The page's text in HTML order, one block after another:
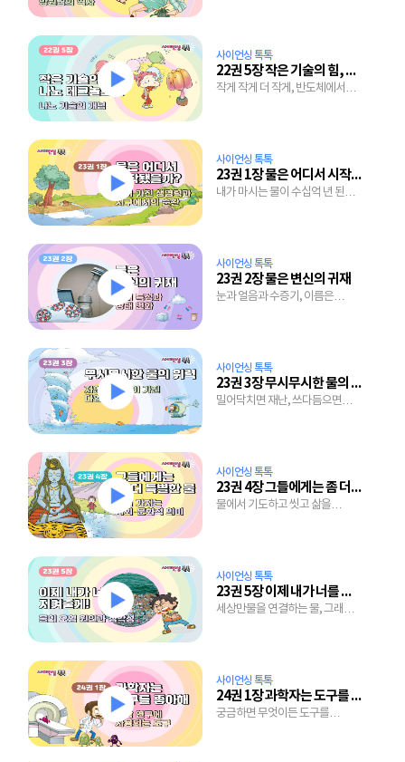
사이언싱 톡톡
22권 5장 작은 기술의 힘, 나노 테크놀로지
작게 작게 더 작게, 반도체에서
사이언싱 톡톡
23권 1장 물은 어디서 시작됐을까?
내가 마시는 물이 수십억 년 된
사이언싱 톡톡
23권 2장 물은 변신의 귀재
눈과 얼음과 수증기, 이름은
사이언싱 톡톡
23권 3장 무시무시한 물의 위력
밀어닥치면 재난, 쓰다듬으면
사이언싱 톡톡
23권 4장 그들에게는 좀 더 특별한 물
물에서 기도하고 씻고 삶을
사이언싱 톡톡
23권 5장 이제 내가 너를 지켜줄게
세상만물을 연결하는 물, 그래서
사이언싱 톡톡
24권 1장 과학자는 도구를 좋아해
궁금하면 무엇이든 도구를